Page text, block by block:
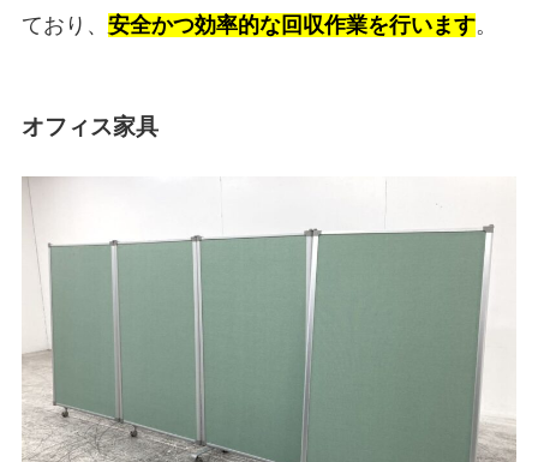
ており、 安全かつ効率的な回収作業を行います。
オフィス家具